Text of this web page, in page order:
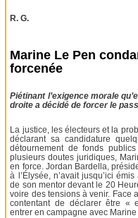
R. G.
Marine Le Pen
forcenée
Piétinant l’exigence morale
droite a décidé de forcer le
La justice, les électeurs et la
déclarant sa candidature
détournement de fonds
plusieurs doutes juridiques,
en force. Jordan Bardella,
à l’Élysée, n’avait jusqu’ici
de son mentor devant le 20
voire des tensions à venir. Face
contentant de déclarer être «
entrer en campagne avec Marine